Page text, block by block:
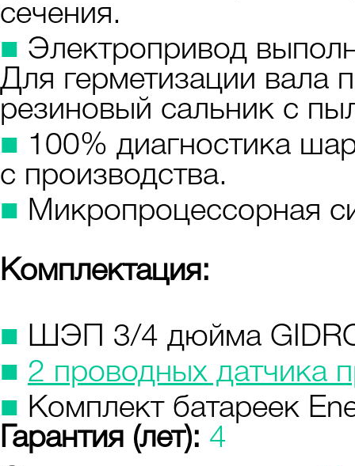
сечения.
■ Электропривод
Для герметизации вала
резиновый сальник с
■ 100% диагностика
с производства.
■ Микропроцессорная
Комплектация:
■ ШЭП 3/4 дюйма
■ 2 проводных датчика
■ Комплект батареек
Гарантия (лет): 4